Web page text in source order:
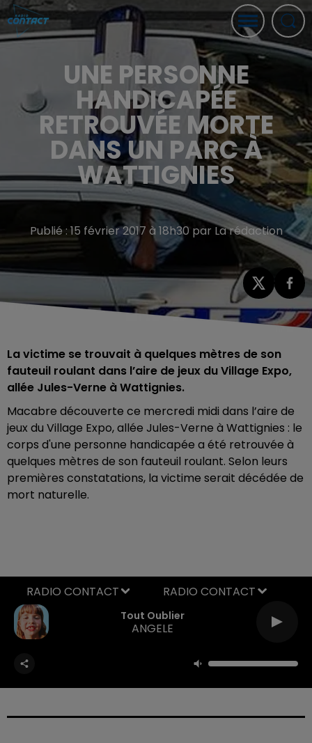
UNE PERSONNE
HANDICAPÉE
RETROUVÉE MORTE
DANS UN PARC À
WATTIGNIES
Publié : 15 février 2017 à 18h30 par La rédaction
La victime se trouvait à quelques mètres de son
fauteuil roulant dans l’aire de jeux du Village Expo,
allée Jules-Verne à Wattignies.
Macabre découverte ce mercredi midi dans l’aire de
jeux du Village Expo, allée Jules-Verne à Wattignies : le
corps d'une personne handicapée a été retrouvée à
quelques mètres de son fauteuil roulant. Selon leurs
premières constatations, la victime serait décédée de
mort naturelle.
Tout Oublier
ANGELE
RADIO CONTACT